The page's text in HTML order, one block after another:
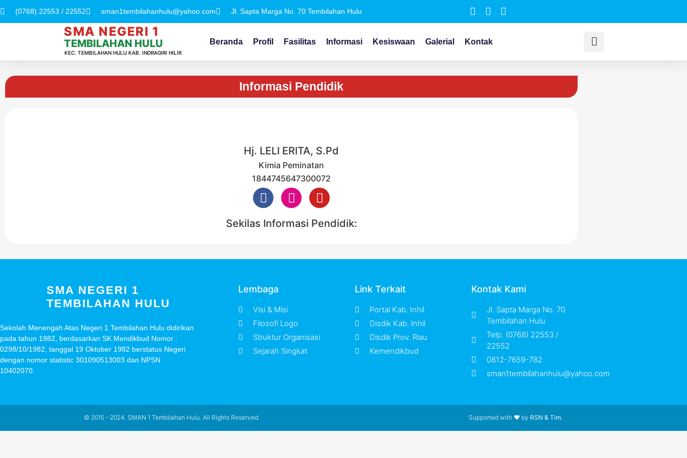
(0768) 22553 / 22552 sman1tembilahanhulu@yahoo.com Jl. Sapta Marga No. 70 Tembilahan Hulu
SMA NEGERI 1
TEMBILAHAN HULU
KEC. TEMBILAHAN HULU KAB. INDRAGIRI HILIR
Beranda Profil Fasilitas Informasi Kesiswaan Galerial Kontak
Informasi Pendidik
Hj. LELI ERITA, S.Pd
Kimia Peminatan
1844745647300072
Sekilas Informasi Pendidik:
SMA NEGERI 1
TEMBILAHAN HULU
Sekolah Menengah Atas Negeri 1 Tembilahan Hulu didirikan
pada tahun 1982, berdasarkan SK Mendikbud Nomor :
0298/10/1982, tanggal 19 Oktober 1982 berstatus Negeri
dengan nomor statistic 301090513003 dan NPSN
10402070.
Lembaga
Visi & Misi
Filosofi Logo
Struktur Organisasi
Sejarah Singkat
Link Terkait
Portal Kab. Inhil
Disdik Kab. Inhil
Disdik Prov. Riau
Kemendikbud
Kontak Kami
Jl. Sapta Marga No. 70
Tembilahan Hulu
Telp. (0768) 22553 /
22552
0812-7659-782
sman1tembilahanhulu@yahoo.com
© 2015 - 2024. SMAN 1 Tembilahan Hulu. All Rights Reserved. Supported with ❤ by RSN & Tim.